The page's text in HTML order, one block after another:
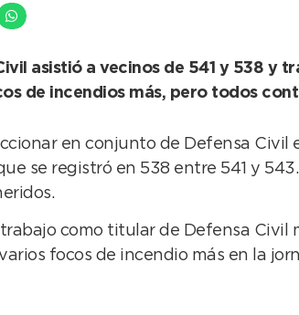
asistió a vecinos de 541 y 538 y
de incendios más, pero todos
en conjunto de Defensa
se registró en 538 entre 541 y
trabajo como titular de Defensa Civil
focos de incendio más en la